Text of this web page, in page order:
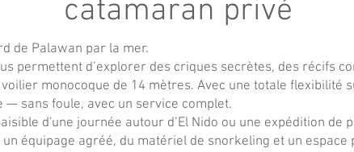
catamaran privé
de Palawan par la mer.
permettent d’explorer des criques secrètes, des récifs
monocoque de 14 mètres. Avec une totale
sans foule, avec un service complet.
d'une journée autour d’El Nido ou une expédition de
équipage agréé, du matériel de snorkeling et un